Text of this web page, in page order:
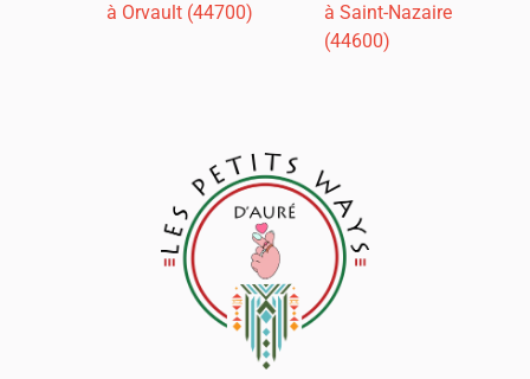
à Orvault (44700)
à Saint-Nazaire
(44600)